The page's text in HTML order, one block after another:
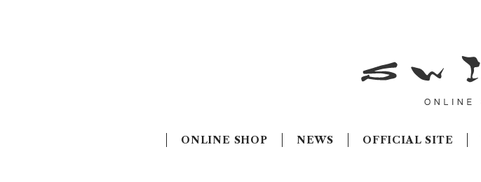
ONLINE SHOP NEWS OFFICIAL SITE